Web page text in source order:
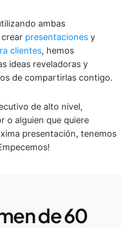
ambas
presentaciones y
clientes, hemos
ideas reveladoras y
de compartirlas contigo.
de alto nivel,
o alguien que quiere
presentación, tenemos
de 60